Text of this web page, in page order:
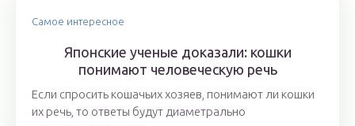
Самое интересное
Японские ученые доказали: кошки
понимают человеческую речь
Если спросить кошачьих хозяев, понимают ли кошки
их речь, то ответы будут диаметрально